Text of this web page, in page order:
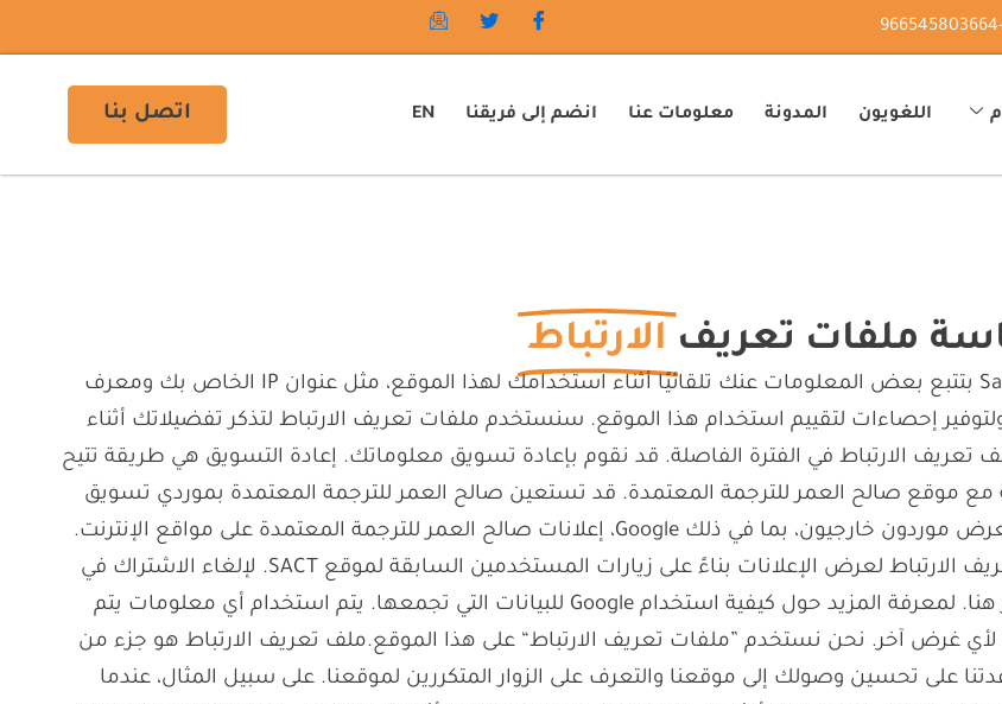
اللغويون المدونة معلومات عنا انضم إلى فريقنا EN اتصل بنا
ملفات تعريف الارتباط
سيقوم موقع Saleh Al Omar Certified Translation (SACT) بتتبع بعض المعلومات عنك تلقائيًا أثناء استخدامك لهذا الموقع، مثل عنوان IP الخاص بك ومعرف
إحصاءات لتقييم استخدام هذا الموقع. سنستخدم ملفات تعريف الارتباط لتذكر تفضيلاتك أثناء
تعريف الارتباط في الفترة الفاصلة. قد نقوم بإعادة تسويق معلوماتك. إعادة التسويق هي طريقة تتيح
مع موقع صالح العمر للترجمة المعتمدة. قد تستعين صالح العمر للترجمة المعتمدة بموردي تسويق
خارجيين لتقديم خدمات إعادة التسويق. ونتيجة لذلك، قد يعرض موردون خارجيون، بما في ذلك Google، إعلانات صالح العمر للترجمة المعتمدة على مواقع الإنترنت.
تستخدم الجهات الخارجية، بما في ذلك Google، ملفات تعريف الارتباط لعرض الإعلانات بناءً على زيارات المستخدمين السابقة لموقع SACT. لإلغاء الاشتراك في
إعلانات شبكة Google Display Network المخصصة، انقر هنا. لمعرفة المزيد حول كيفية استخدام Google للبيانات التي تجمعها. يتم استخدام أي معلومات يتم
غرض آخر. نحن نستخدم ”ملفات تعريف الارتباط“ على هذا الموقع.ملف تعريف الارتباط هو جزء من
على تحسين وصولك إلى موقعنا والتعرف على الزوار المتكررين لموقعنا. على سبيل المثال، عندما